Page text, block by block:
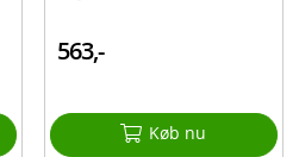
563,-
Køb nu